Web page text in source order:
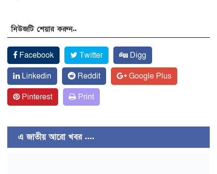
নিউজটি শেয়ার করুন..
Facebook Twitter
Digg
Linkedin
Reddit
Google Plus
Pinterest
Print
এ জাতীয় আরো খবর ....